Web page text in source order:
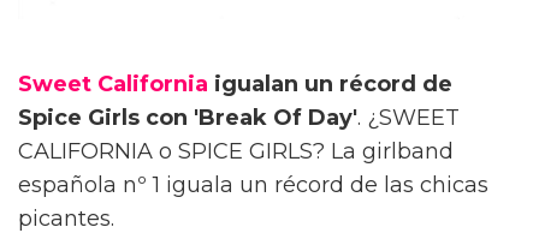
Sweet California igualan un récord de
Spice Girls con 'Break Of Day'. ¿SWEET
CALIFORNIA o SPICE GIRLS? La girlband
española nº 1 iguala un récord de las chicas
picantes.